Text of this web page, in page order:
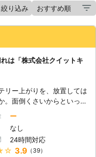
絞り込み
は「株式会社クイットキ
リー上がりを、放置しては
。面倒くさいからといって
上がりを放置してしまう
内のガソリンが固まって詰
起こす恐れがあります。そ
のバッテリー上がりはすぐ
する必要があるのです。
ー
なし
24時間対応
3.9 （39）